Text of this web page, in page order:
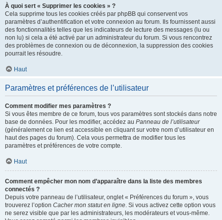
À quoi sert « Supprimer les cookies » ?
Cela supprime tous les cookies créés par phpBB qui conservent vos
paramètres d’authentification et votre connexion au forum. Ils fournissent aussi
des fonctionnalités telles que les indicateurs de lecture des messages (lu ou
non lu) si cela a été activé par un administrateur du forum. Si vous rencontrez
des problèmes de connexion ou de déconnexion, la suppression des cookies
pourrait les résoudre.
Haut
Paramètres et préférences de l’utilisateur
Comment modifier mes paramètres ?
Si vous êtes membre de ce forum, tous vos paramètres sont stockés dans notre
base de données. Pour les modifier, accédez au Panneau de l’utilisateur
(généralement ce lien est accessible en cliquant sur votre nom d’utilisateur en
haut des pages du forum). Cela vous permettra de modifier tous les
paramètres et préférences de votre compte.
Haut
Comment empêcher mon nom d’apparaître dans la liste des membres
connectés ?
Depuis votre panneau de l’utilisateur, onglet « Préférences du forum », vous
trouverez l’option Cacher mon statut en ligne. Si vous activez cette option vous
ne serez visible que par les administrateurs, les modérateurs et vous-même.